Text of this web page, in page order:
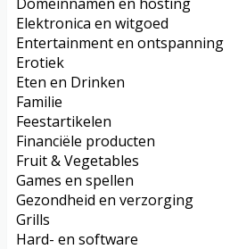
Elektronica en witgoed
Entertainment en ontspanning
Erotiek
Eten en Drinken
Familie
Feestartikelen
Financiële producten
Fruit & Vegetables
Games en spellen
Gezondheid en verzorging
Grills
Hard- en software